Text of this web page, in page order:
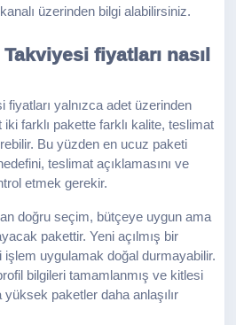
üzerinden bilgi alabilirsiniz.
fiyatları nasıl
fiyatları yalnızca adet üzerinden
iki farklı pakette farklı kalite, teslimat
Bu yüzden en ucuz paketi
teslimat açıklamasını ve
etmek gerekir.
doğru seçim, bütçeye uygun ama
pakettir. Yeni açılmış bir
uygulamak doğal durmayabilir.
bilgileri tamamlanmış ve kitlesi
paketler daha anlaşılır